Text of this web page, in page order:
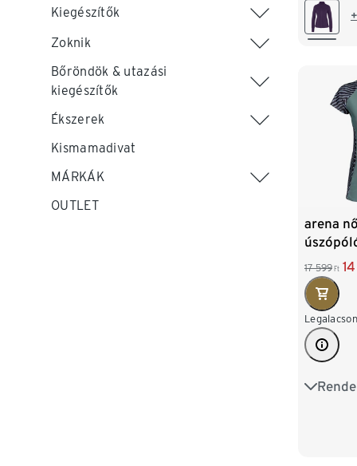
Kiegészítők
Zoknik
Bőröndök & utazási
kiegészítők
Ékszerek
Kismamadivat
MÁRKÁK
OUTLET
M 40/42
arena
17 599 Ft
S 36/38